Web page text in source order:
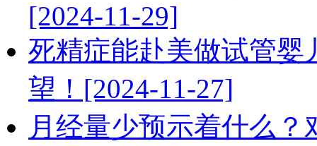
[2024-11-29]
死精症能赴美做试管婴
望！[2024-11-27]
月经量少预示着什么